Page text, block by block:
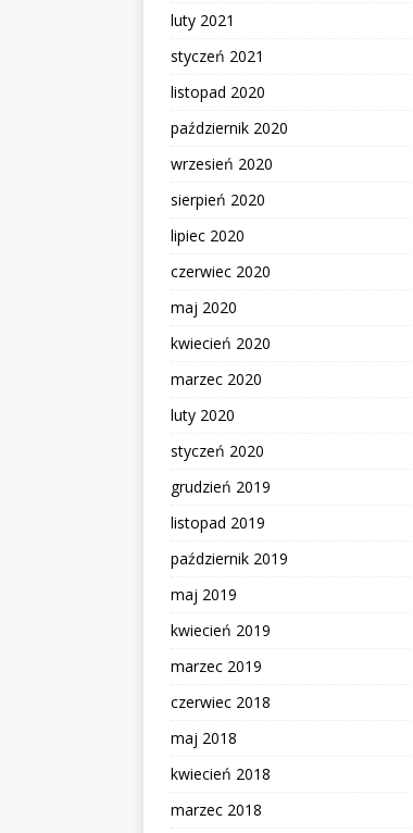
luty 2021
styczeń 2021
listopad 2020
październik 2020
wrzesień 2020
sierpień 2020
lipiec 2020
czerwiec 2020
maj 2020
kwiecień 2020
marzec 2020
luty 2020
styczeń 2020
grudzień 2019
listopad 2019
październik 2019
maj 2019
kwiecień 2019
marzec 2019
czerwiec 2018
maj 2018
kwiecień 2018
marzec 2018